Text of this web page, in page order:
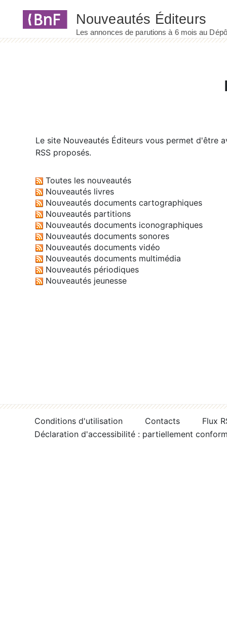
Le site Nouveautés Éditeurs vous permet d'être
RSS proposés.
Toutes les nouveautés
Nouveautés livres
Nouveautés documents cartographiques
Nouveautés partitions
Nouveautés documents iconographiques
Nouveautés documents sonores
Nouveautés documents vidéo
Nouveautés documents multimédia
Nouveautés périodiques
Nouveautés jeunesse
Conditions d'utilisation Contacts
Flux
Déclaration d'accessibilité : partiellement